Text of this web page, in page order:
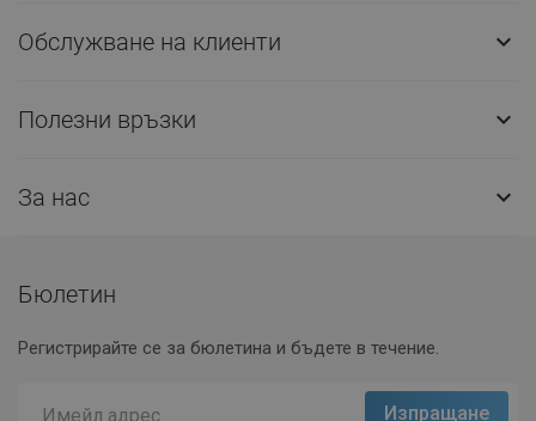
Обслужване на клиенти 
Полезни връзки 
За нас 
Бюлетин
Регистрирайте се за бюлетина и бъдете в течение.